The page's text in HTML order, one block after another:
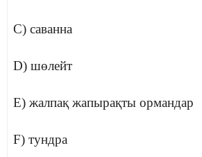
C) саванна
D) шөлейт
E) жалпақ жапырақты ормандар
F) тундра